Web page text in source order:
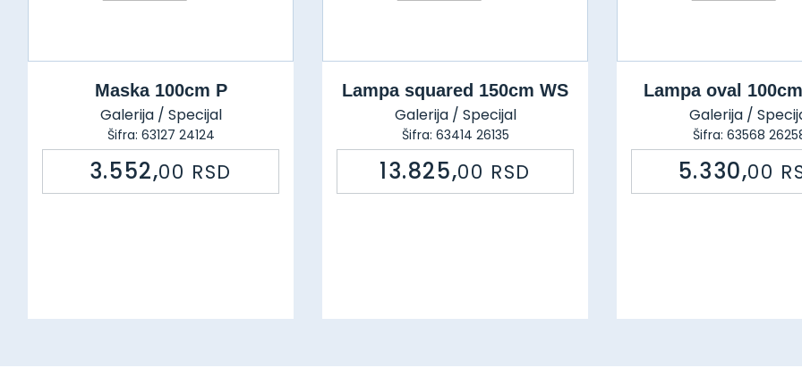
Maska 100cm P
Galerija / Specijal
Šifra: 63127 24124
3.552,00 RSD
Lampa squared 150cm WS
Galerija / Specijal
Šifra: 63414 26135
13.825,00 RSD
Lampa oval
Galerija /
Šifra: 63568
5.330,00